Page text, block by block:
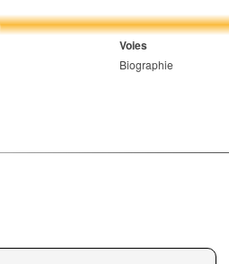
Voies
Biographie